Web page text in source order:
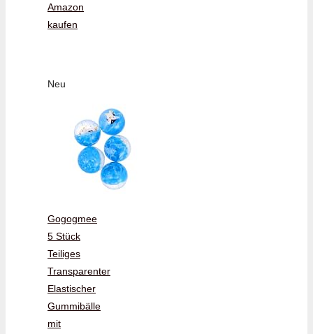
Amazon
kaufen
Neu
Gogogmee
5 Stück
Teiliges
Transparenter
Elastischer
Gummibälle
mit